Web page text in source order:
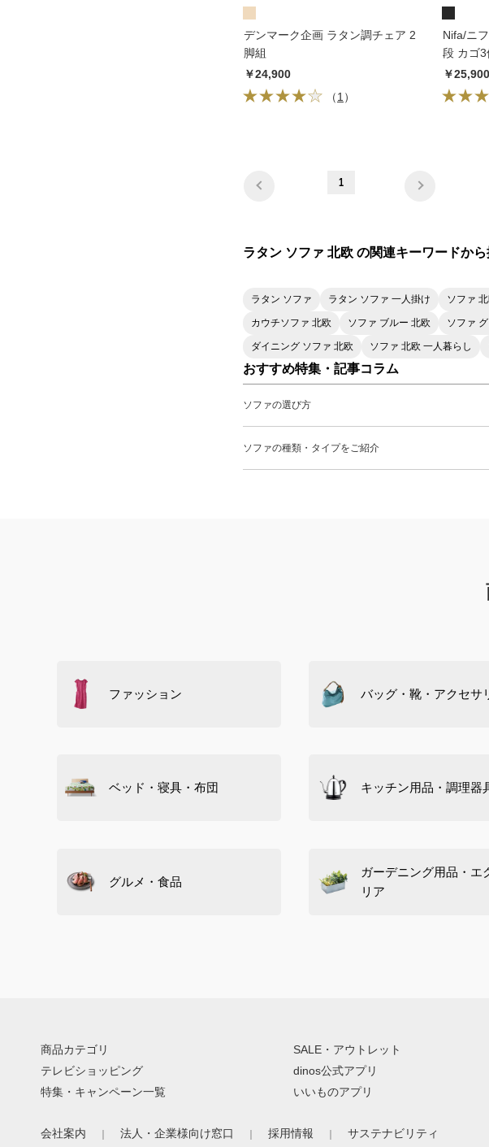
デンマーク企画 ラタン調チェア 2
脚組
￥24,900
（1 ）
Nifa/ニ
段 カゴ3
￥25,900
1
ラタン ソファ 北欧 の関連キーワードか
ラタン ソファ ラタン ソファ 一人掛け ソファ
カウチソファ 北欧 ソファ ブルー 北欧 ソファ
ダイニング ソファ 北欧 ソファ 北欧 一人暮らし
おすすめ特集・記事コラム
ソファの選び方
ソファの種類・タイプをご紹介
ファッション バッグ・靴・アクセサ
ベッド・寝具・布団 キッチン用品・調理器
グルメ・食品
ガーデニング用品・エ
リア
商品カテゴリ
テレビショッピング
特集・キャンペーン一覧
SALE・アウトレット
dinos公式アプリ
いいものアプリ
会社案内 法人・企業様向け窓口 採用情報 サステナビリティ